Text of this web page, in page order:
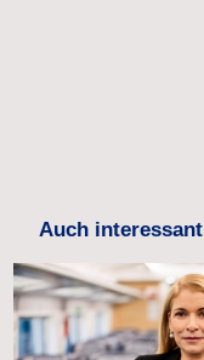
Auch interessant